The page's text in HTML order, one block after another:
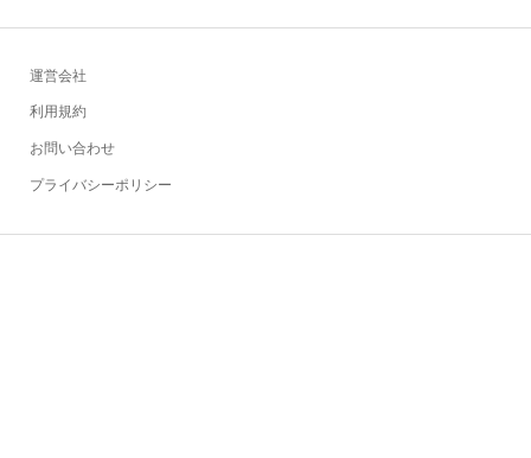
運営会社
利用規約
お問い合わせ
プライバシーポリシー